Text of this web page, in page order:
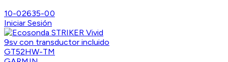
10-02635-00
Iniciar Sesión